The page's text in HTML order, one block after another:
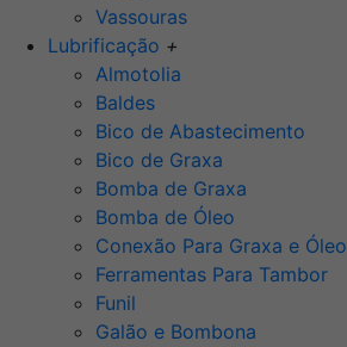
Vassouras
Lubrificação +
Almotolia
Baldes
Bico de Abastecimento
Bico de Graxa
Bomba de Graxa
Bomba de Óleo
Conexão Para Graxa e Óleo
Ferramentas Para Tambor
Funil
Galão e Bombona